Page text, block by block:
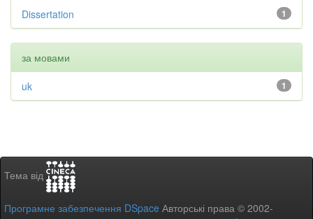
1
Dissertation
за мовами
1
uk
Тема від
Програмне забезпечення DSpace Авторські права © 2002-